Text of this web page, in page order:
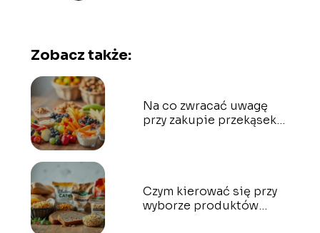
Zobacz także:
Na co zwracać uwagę
przy zakupie przekąsek
Czym kierować się przy
wyborze produktów